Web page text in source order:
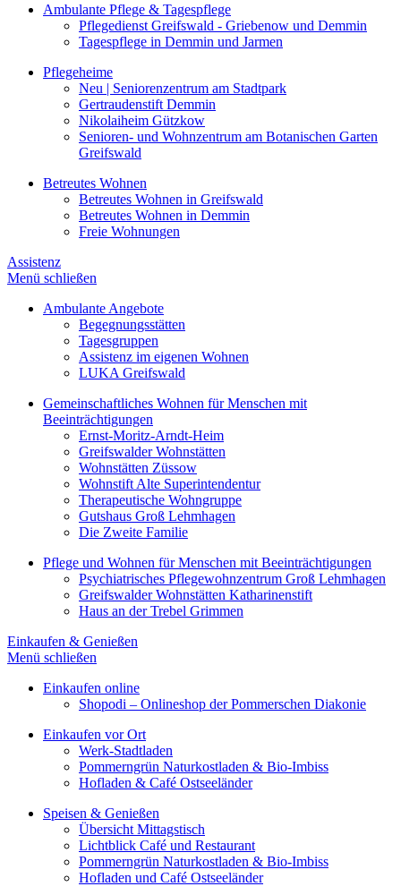
Ambulante Pflege & Tagespflege
Pflegedienst Greifswald - Griebenow und Demmin
Tagespflege in Demmin und Jarmen
Pflegeheime
Neu | Seniorenzentrum am Stadtpark
Gertraudenstift Demmin
Nikolaiheim Gützkow
Senioren- und Wohnzentrum am Botanischen Garten
Greifswald
Betreutes Wohnen
Betreutes Wohnen in Greifswald
Betreutes Wohnen in Demmin
Freie Wohnungen
Assistenz
Menü schließen
Ambulante Angebote
Begegnungsstätten
Tagesgruppen
Assistenz im eigenen Wohnen
LUKA Greifswald
Gemeinschaftliches Wohnen für Menschen mit
Beeinträchtigungen
Ernst-Moritz-Arndt-Heim
Greifswalder Wohnstätten
Wohnstätten Züssow
Wohnstift Alte Superintendentur
Therapeutische Wohngruppe
Gutshaus Groß Lehmhagen
Die Zweite Familie
Pflege und Wohnen für Menschen mit Beeinträchtigungen
Psychiatrisches Pflegewohnzentrum Groß Lehmhagen
Greifswalder Wohnstätten Katharinenstift
Haus an der Trebel Grimmen
Einkaufen & Genießen
Menü schließen
Einkaufen online
Shopodi – Onlineshop der Pommerschen Diakonie
Einkaufen vor Ort
Werk-Stadtladen
Pommerngrün Naturkostladen & Bio-Imbiss
Hofladen & Café Ostseeländer
Speisen & Genießen
Übersicht Mittagstisch
Lichtblick Café und Restaurant
Pommerngrün Naturkostladen & Bio-Imbiss
Hofladen und Café Ostseeländer